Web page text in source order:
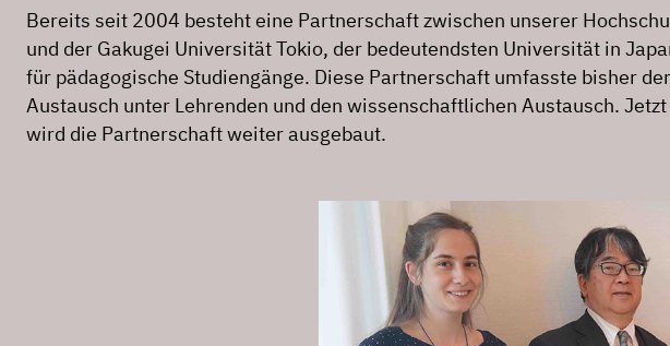
Bereits seit 2004 besteht eine Partnerschaft zwischen unserer
und der Gakugei Universität Tokio, der bedeutendsten Universität in
für pädagogische Studiengänge. Diese Partnerschaft umfasste bisher
Austausch unter Lehrenden und den wissenschaftlichen Austausch. Jetzt
wird die Partnerschaft weiter ausgebaut.